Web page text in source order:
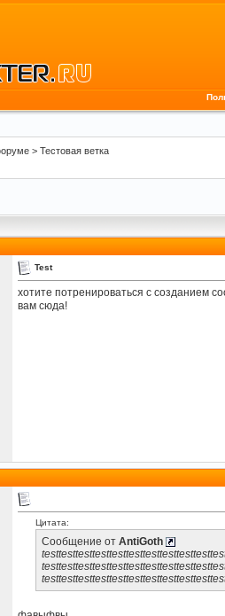
> Тестовая ветка
Test
хотите потренироваться с созданием
вам сюда!
Цитата:
Сообщение от AntiGoth